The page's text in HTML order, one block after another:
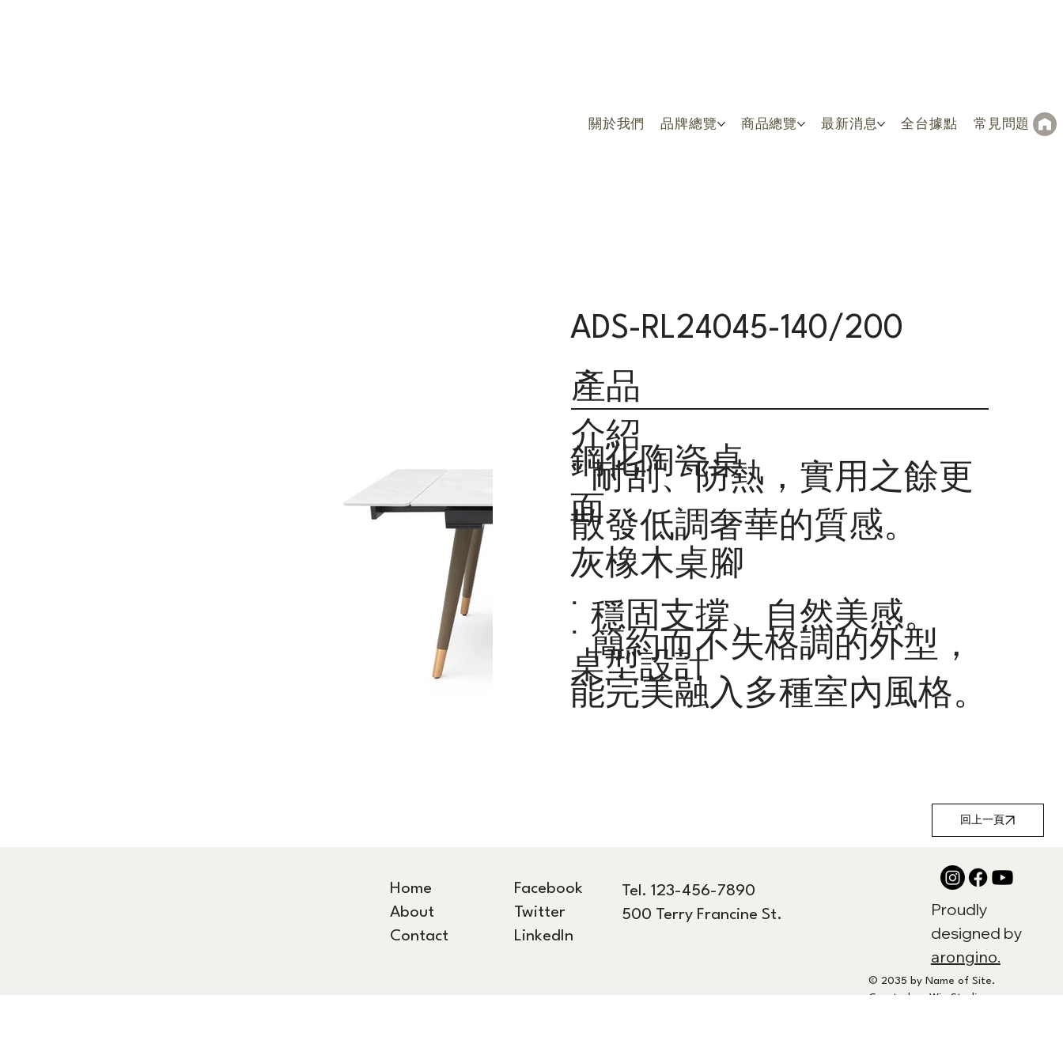
關於我們 品牌總覽 商品總覽 最新消息 全台據點 常見問題
ADS-RL24045-140/200
產品
介紹
鋼化陶瓷桌
面
˙ 耐刮、防熱，實用之餘更
散發低調奢華的質感。
灰橡木桌腳
˙ 穩固支撐、自然美感。
桌型設計
˙ 簡約而不失格調的外型，
能完美融入多種室內風格。
回上一頁
Home
About
Contact
Facebook
Twitter
LinkedIn
Tel. 123-456-7890
500 Terry Francine St.
Proudly
designed by
arongino.
© 2035 by Name of Site.
Created on Wix Studio.